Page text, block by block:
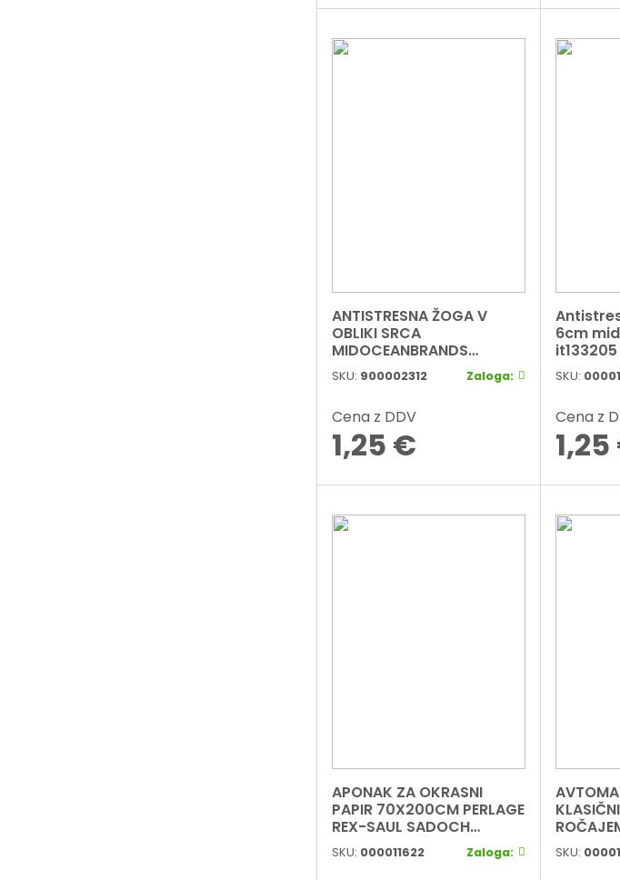
ANTISTRESNA ŽOGA V
OBLIKI SRCA
MIDOCEANBRANDS
IT345905
SKU: 900002312 Zaloga:
Cena z DDV
1,25 €
6cm
SKU:
Cena z
1,25
APONAK ZA OKRASNI
PAPIR 70X200CM PERLAGE
REX-SAUL SADOCH
PE3J1ASS
SKU: 000011622 Zaloga: SKU: